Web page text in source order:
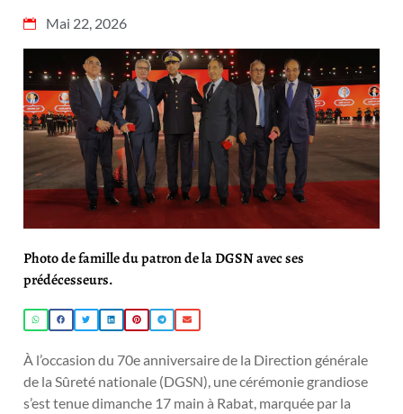
Mai 22, 2026
Photo de famille du patron de la DGSN avec ses
prédécesseurs.
À l’occasion du 70e anniversaire de la Direction générale
de la Sûreté nationale (DGSN), une cérémonie grandiose
s’est tenue dimanche 17 main à Rabat, marquée par la